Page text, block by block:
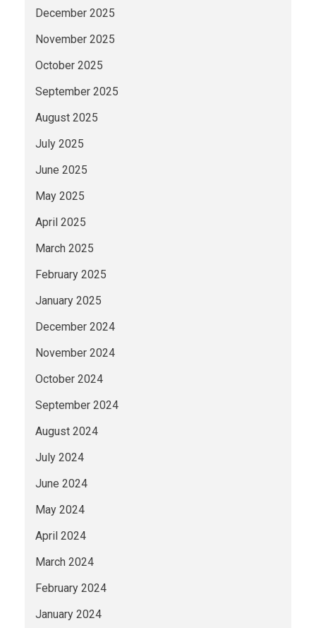
December 2025
November 2025
October 2025
September 2025
August 2025
July 2025
June 2025
May 2025
April 2025
March 2025
February 2025
January 2025
December 2024
November 2024
October 2024
September 2024
August 2024
July 2024
June 2024
May 2024
April 2024
March 2024
February 2024
January 2024